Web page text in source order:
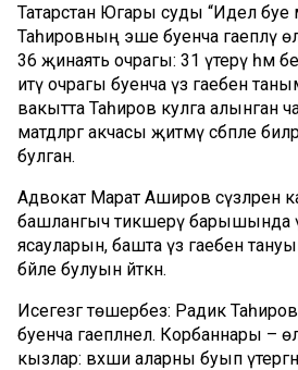
Татарстан Югары суды “Идел буе
Таһировның эше буенча гаепләү
36 җинаять очрагы: 31 үтерү һәм
итү очрагы буенча үз гаебен
вакытта Таһиров кулга алынган
матдәләргә акчасы җитмәү сәбәпле
булган.
Адвокат Марат Аширов сүзләренә
башлангыч тикшерү барышында
ясауларын, башта үз гаебен
бәйле булуын әйткән.
Исегезгә төшерәбез: Радик
буенча гаепләнелә. Корбаннары –
кызлар: вәхши аларны буып